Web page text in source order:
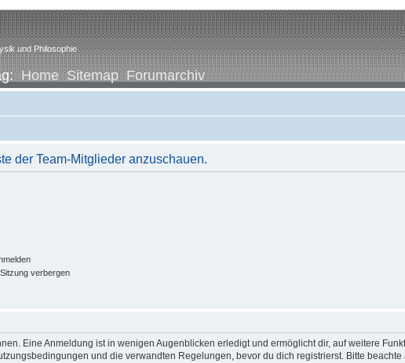
und Philosophie
Home Sitemap Forumarchiv
der Team-Mitglieder anzuschauen.
verbergen
Eine Anmeldung ist in wenigen Augenblicken erledigt und ermöglicht dir, auf weitere
und die verwandten Regelungen, bevor du dich registrierst. Bitte